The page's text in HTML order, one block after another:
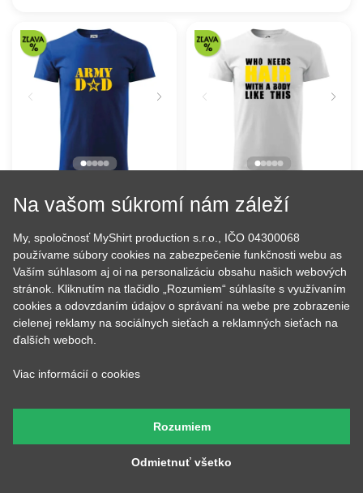
Army dad
NA SKLADE 16.91 €
Who Needs Hair With A
NA SKLADE 16.91 €
Na vašom súkromí nám záleží
My, spoločnosť MyShirt production s.r.o., IČO 04300068
používame súbory cookies na zabezpečenie funkčnosti webu as
Vaším súhlasom aj oi na personalizáciu obsahu našich webových
stránok. Kliknutím na tlačidlo „Rozumiem“ súhlasíte s využívaním
cookies a odovzdaním údajov o správaní na webe pre zobrazenie
cielenej reklamy na sociálnych sieťach a reklamných sieťach na
ďalších weboch.
Viac informácií o cookies
Odmietnuť všetko
Rozumiem